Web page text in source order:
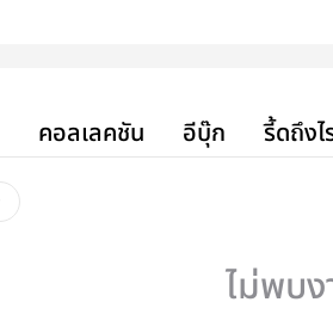
คอลเลคชัน อีบุ๊ก รี้ดถึง
ไม่พบง